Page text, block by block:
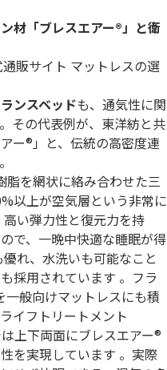
材「ブレスエアー®」と衛
販サイト マットレスの選
ンスベッドも、通気性に関
その代表例が、東洋紡と共
ー®」と、伝統の高密度連
脂を網状に絡み合わせた三
以上が空気層という非常に
高い弾力性と復元力を持
で、一晩中快適な睡眠が得
れ、水洗いも可能なこと
採用されています 。フラ
一般向けマットレスにも積
イフトリートメント
上下両面にブレスエアー®
を実現しています 。実際